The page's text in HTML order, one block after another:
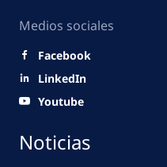
Noticias
Medios sociales
Facebook
LinkedIn
Youtube